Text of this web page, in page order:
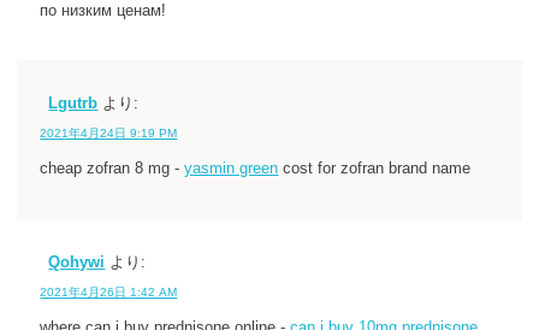
по низким ценам!
Lgutrb より:
2021年4月24日 9:19 PM
cheap zofran 8 mg -yasmin green cost for zofran brand name
Qohywi より:
2021年4月26日 1:42 AM